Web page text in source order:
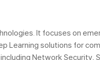
It focuses on
Learning solutions for
Network Security,